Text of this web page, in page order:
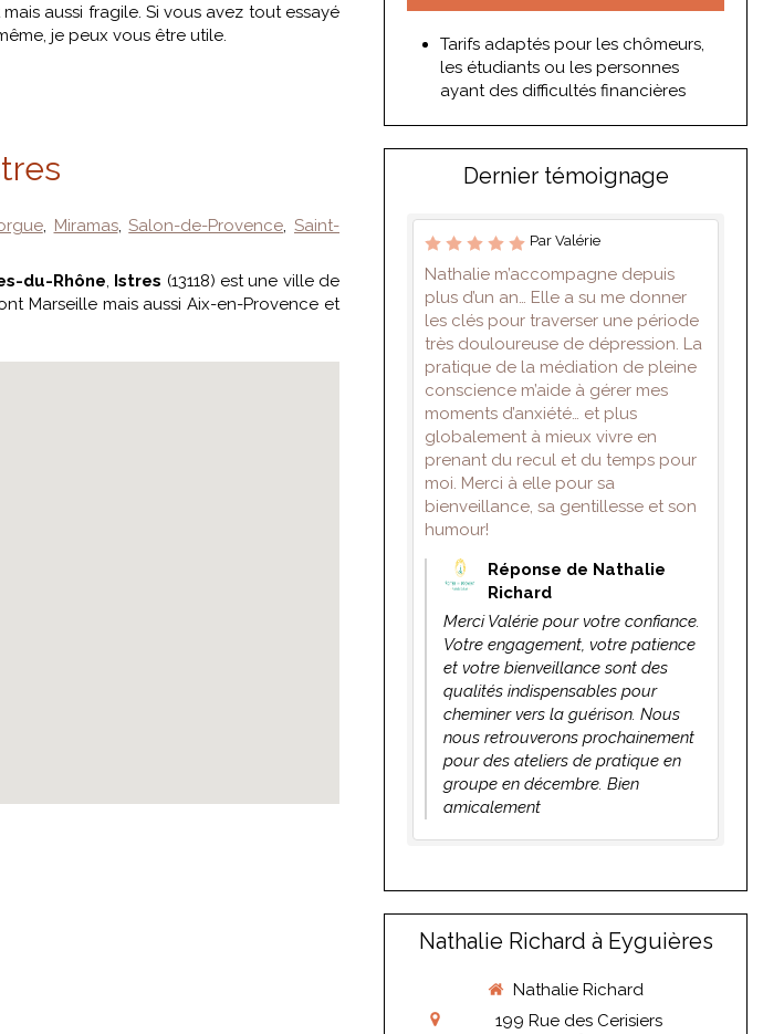
aussi fragile. Si vous avez tout essayé
je peux vous être utile.
, Miramas,Salon-de-Provence, Saint-
du-Rhône, Istres (13118) est une ville de
Marseille mais aussi Aix-en-Provence et
Tarifs adaptés pour les chômeurs,
les étudiants ou les personnes
ayant des difficultés financières
Dernier témoignage
Par Valérie
Nathalie m’accompagne depuis
plus d’un an… Elle a su me donner
les clés pour traverser une période
très douloureuse de dépression. La
pratique de la médiation de pleine
conscience m’aide à gérer mes
moments d’anxiété… et plus
globalement à mieux vivre en
prenant du recul et du temps pour
moi. Merci à elle pour sa
bienveillance, sa gentillesse et son
humour!
Réponse de Nathalie
Richard
Merci Valérie pour votre confiance.
Votre engagement, votre patience
et votre bienveillance sont des
qualités indispensables pour
cheminer vers la guérison. Nous
nous retrouverons prochainement
pour des ateliers de pratique en
groupe en décembre. Bien
amicalement
Nathalie Richard à Eyguières
Nathalie Richard
199 Rue des Cerisiers